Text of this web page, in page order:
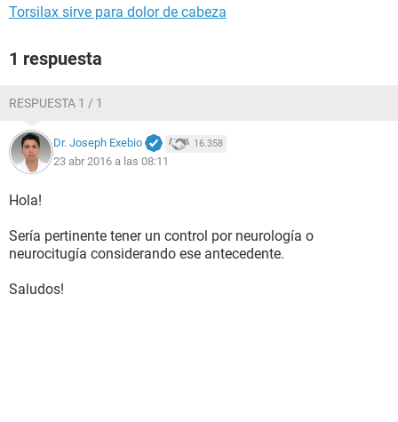
Torsilax sirve para dolor de cabeza
1 respuesta
RESPUESTA 1 / 1
Dr. Joseph Exebio 16.358
23 abr 2016 a las 08:11
Hola!
Sería pertinente tener un control por neurología o
neurocitugía considerando ese antecedente.
Saludos!